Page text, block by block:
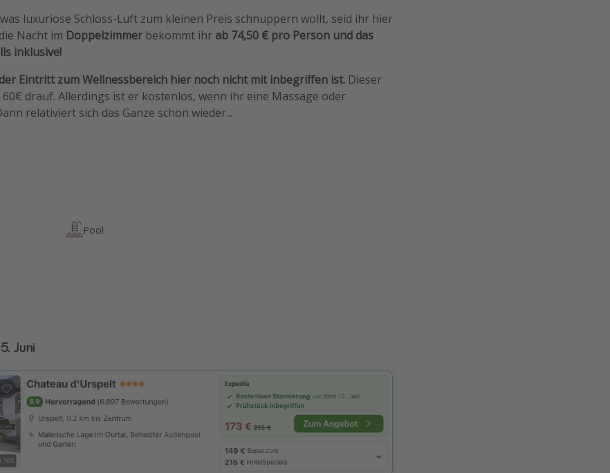
luxuriöse Schloss-Luft zum kleinen Preis schnuppern wollt, seid ihr hier
Nacht im Doppelzimmer bekommt ihr ab 74,50 € pro Person und das
inklusive!
Eintritt zum Wellnessbereich hier noch nicht mit inbegriffen ist. Dieser
drauf. Allerdings ist er kostenlos, wenn ihr eine Massage oder
relativiert sich das Ganze schon wieder...
Pool
Juni